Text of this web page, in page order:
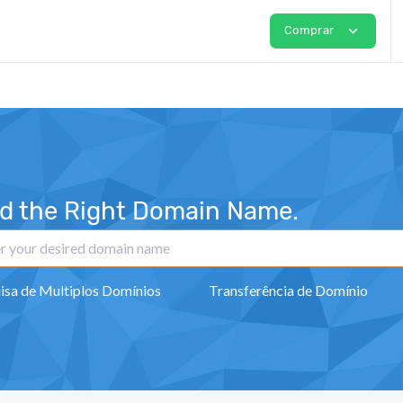
Comprar expand_more
the Right Domain Name.
de Multiplos Domínios Transferência de Domínio